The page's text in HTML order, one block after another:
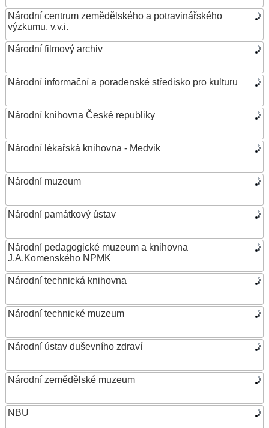
Národní centrum zemědělského a potravinářského
výzkumu, v.v.i.
Národní filmový archiv
Národní informační a poradenské středisko pro kulturu
Národní knihovna České republiky
Národní lékařská knihovna - Medvik
Národní muzeum
Národní památkový ústav
Národní pedagogické muzeum a knihovna
J.A.Komenského NPMK
Národní technická knihovna
Národní technické muzeum
Národní ústav duševního zdraví
Národní zemědělské muzeum
NBU